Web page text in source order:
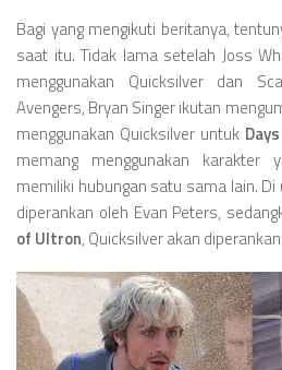
Bagi yang mengikuti beritanya,
saat itu. Tidak lama setelah Joss
menggunakan Quicksilver dan
Avengers, Bryan Singer ikutan
menggunakan Quicksilver untuk
memang menggunakan karakter
memiliki hubungan satu sama lain.
diperankan oleh Evan Peters,
of Ultron, Quicksilver akan